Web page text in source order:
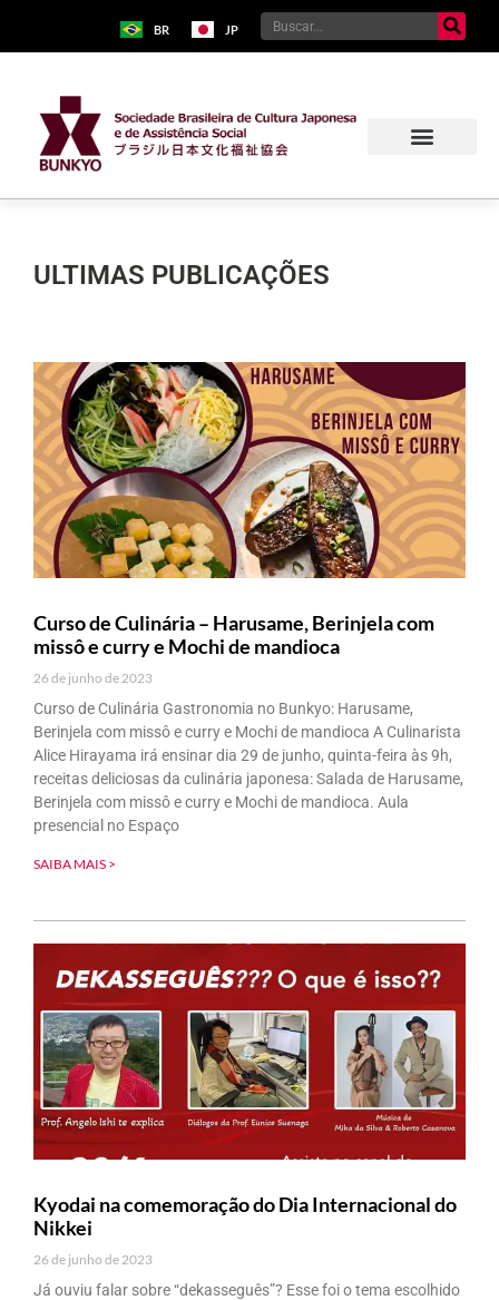
BR JP
ULTIMAS PUBLICAÇÕES
Curso de Culinária – Harusame, Berinjela com
missô e curry e Mochi de mandioca
26 de junho de 2023
Curso de Culinária Gastronomia no Bunkyo: Harusame,
Berinjela com missô e curry e Mochi de mandioca A Culinarista
Alice Hirayama irá ensinar dia 29 de junho, quinta-feira às 9h,
receitas deliciosas da culinária japonesa: Salada de Harusame,
Berinjela com missô e curry e Mochi de mandioca. Aula
presencial no Espaço
SAIBA MAIS >
Kyodai na comemoração do Dia Internacional do
Nikkei
26 de junho de 2023
Já ouviu falar sobre “dekasseguês”? Esse foi o tema escolhido